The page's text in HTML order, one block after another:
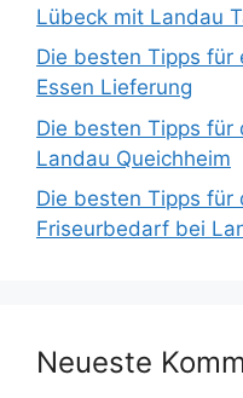
Lübeck mit Landau
Die besten Tipps für
Essen Lieferung
Die besten Tipps für
Landau Queichheim
Die besten Tipps für
Friseurbedarf bei
Neueste